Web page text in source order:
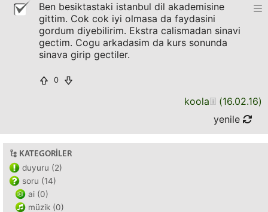
Ben besiktastaki istanbul dil akademisine
gittim. Cok cok iyi olmasa da faydasini
gordum diyebilirim. Ekstra calismadan sinavi
gectim. Cogu arkadasim da kurs sonunda
sinava girip gectiler.
0
koola (16.02.16)
yenile
KATEGORILER
duyuru (2)
soru (14)
ai (0)
müzik (0)